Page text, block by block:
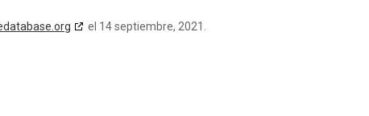
el 14 septiembre, 2021.